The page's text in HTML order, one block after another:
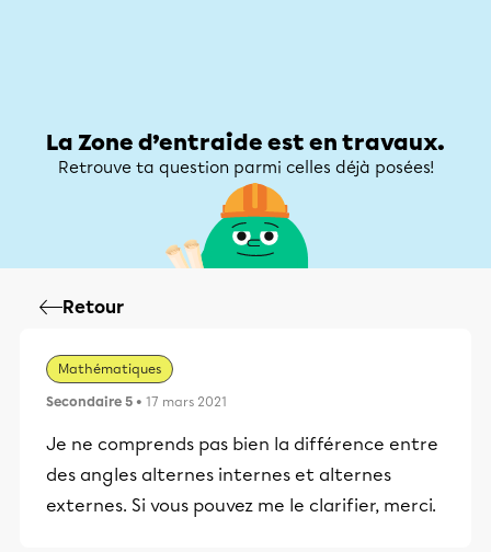
La Zone d’entraide est en travaux.
Retrouve ta question parmi celles déjà posées!
Retour
Mathématiques
Secondaire 5 • 17 mars 2021
​Je ne comprends pas bien la différence entre
des angles alternes internes et alternes
externes. Si vous pouvez me le clarifier, merci.